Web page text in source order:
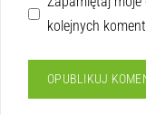
kolejnych